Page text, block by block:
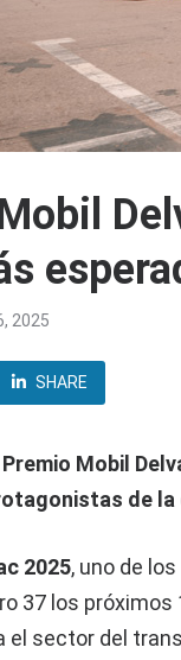
2025
SHARE
Mobil
de
2025, uno de
37 los
el sector del